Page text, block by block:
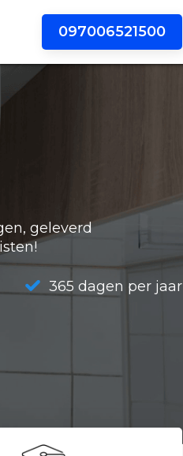
097006521500
geleverd
365 dagen per jaar